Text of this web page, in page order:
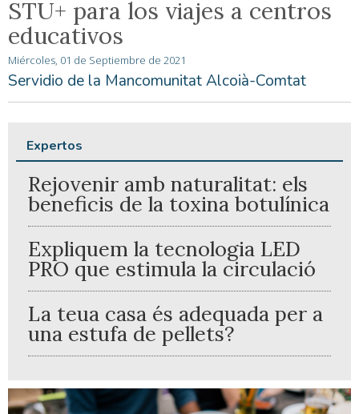
STU+ para los viajes a centros
educativos
Miércoles, 01 de Septiembre de 2021
Servidio de la Mancomunitat Alcoià-Comtat
Expertos
Rejovenir amb naturalitat: els
beneficis de la toxina botulínica
Expliquem la tecnologia LED
PRO que estimula la circulació
La teua casa és adequada per a
una estufa de pellets?